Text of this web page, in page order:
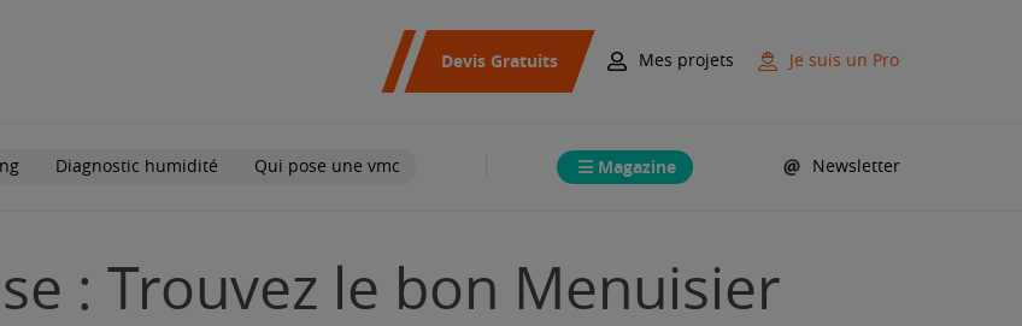
Devis Gratuits Mes projets Je suis un Pro
Diagnostic humidité Qui pose une vmc Magazine Newsletter
: Trouvez le bon Menuisier